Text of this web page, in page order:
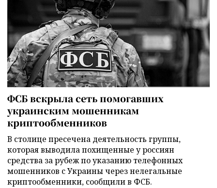
ФСБ вскрыла сеть помогавших
украинским мошенникам
криптообменников
В столице пресечена деятельность группы,
которая выводила похищенные у россиян
средства за рубеж по указанию телефонных
мошенников с Украины через нелегальные
криптообменники, сообщили в ФСБ.